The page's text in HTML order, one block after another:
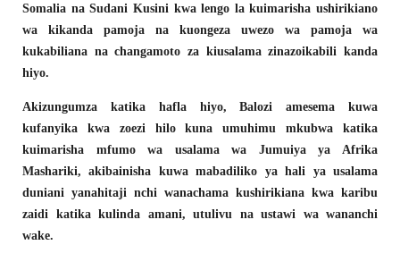
Somalia na Sudani Kusini kwa lengo la kuimarisha ushirikiano
wa kikanda pamoja na kuongeza uwezo wa pamoja wa
kukabiliana na changamoto za kiusalama zinazoikabili kanda
hiyo.
Akizungumza katika hafla hiyo, Balozi amesema kuwa
kufanyika kwa zoezi hilo kuna umuhimu mkubwa katika
kuimarisha mfumo wa usalama wa Jumuiya ya Afrika
Mashariki, akibainisha kuwa mabadiliko ya hali ya usalama
duniani yanahitaji nchi wanachama kushirikiana kwa karibu
zaidi katika kulinda amani, utulivu na ustawi wa wananchi
wake.